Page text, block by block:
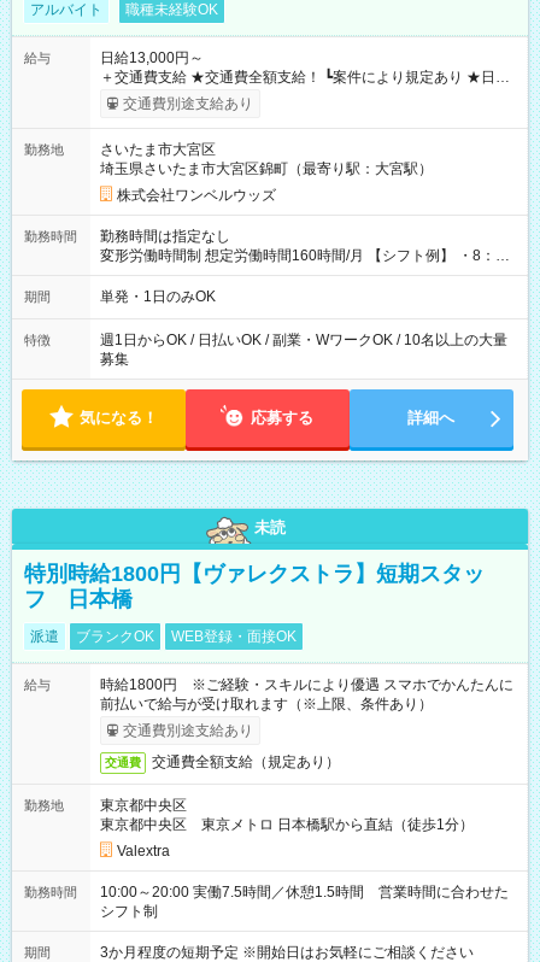
アルバイト 職種未経験OK
給与
日給13,000円～
＋交通費支給 ★交通費全額支給！ ┗案件により規定あり ★日払
いOK！（規定あり） ┗働いたその日に現金GET♪ お仕事後はコ
ンビニATMから 日払い分を引き落とせます！ 【試用期間】試
交通費別途支給あり
勤務地
さいたま市大宮区
埼玉県さいたま市大宮区錦町（最寄り駅：大宮駅）
株式会社ワンベルウッズ
勤務時間
勤務時間は指定なし
変形労働時間制 想定労働時間160時間/月 【シフト例】 ・8：00
～21：00
期間 単発・1日のみOK
特徴
週1日からOK / 日払いOK / 副業・WワークOK / 10名以上の大量
募集
気になる！ 応募する 詳細へ
未読
特別時給1800円【ヴァレクストラ】短期スタッ
フ 日本橋
派遣 ブランクOK WEB登録・面接OK
給与
時給1800円 ※ご経験・スキルにより優遇 スマホでかんたんに
前払いで給与が受け取れます（※上限、条件あり）
交通費別途支給あり
交通費 交通費全額支給（規定あり）
勤務地
東京都中央区
東京都中央区 東京メトロ 日本橋駅から直結（徒歩1分）
Valextra
勤務時間
10:00～20:00 実働7.5時間／休憩1.5時間 営業時間に合わせた
シフト制
期間 3か月程度の短期予定 ※開始日はお気軽にご相談ください